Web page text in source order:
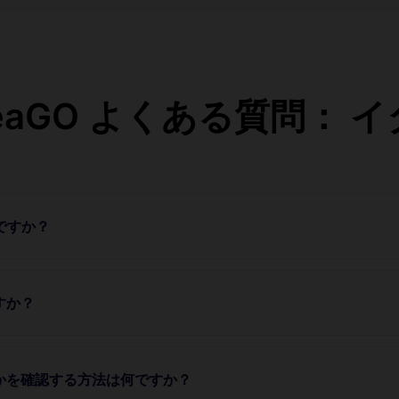
よくある質問： イ
すか？
？
確認する方法は何ですか？